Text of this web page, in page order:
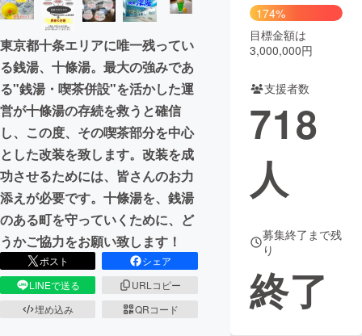
CAMPFIRE for Social Good
CAMPFIRE Creation
CAMPFIREふるさと納税machi-ya コミュニティ
東京都十条エリアに唯一残ってい
る銭湯、十條湯。最大の強みであ
る"銭湯・喫茶併設"を活かした運
営が十條湯の存続を救うと確信
し、この度、その喫茶部分を中心
とした改装を致します。改装を成
功させるためには、皆さんのお力
添えが必要です。十條湯を、銭湯
のある町を守っていくために、ど
うかご協力をお願い致します！
ポスト
シェア
LINEで送る
URLコピー
埋め込み
QRコード
174%
目標金額は
3,000,000円
支援者数
718
人
募集終了まで残
り
終了